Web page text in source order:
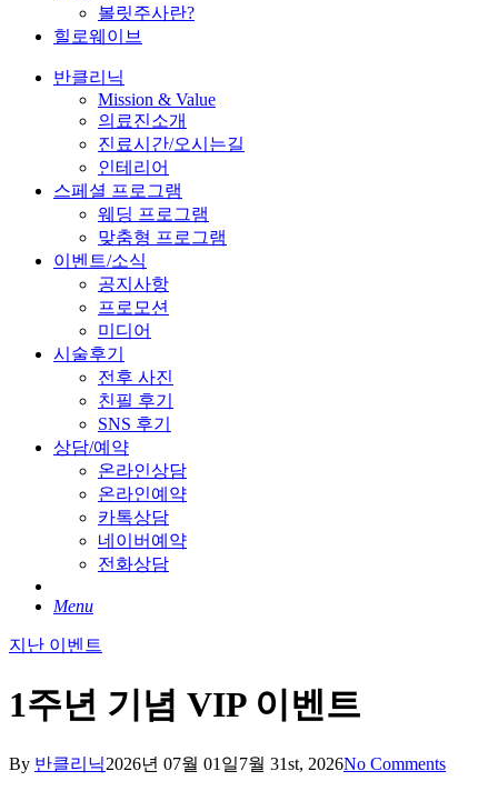
볼릿주사란?
힐로웨이브
반클리닉
Mission & Value
의료진소개
진료시간/오시는길
인테리어
스페셜 프로그램
웨딩 프로그램
맞춤형 프로그램
이벤트/소식
공지사항
프로모션
미디어
시술후기
전후 사진
친필 후기
SNS 후기
상담/예약
온라인상담
온라인예약
카톡상담
네이버예약
전화상담
Menu
지난 이벤트
1주년 기념 VIP 이벤트
By 반클리닉2026년 07월 01일7월 31st, 2026No Comments